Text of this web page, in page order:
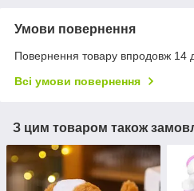
Умови повернення
Повернення товару впродовж 14
Всі умови повернення
З цим товаром також